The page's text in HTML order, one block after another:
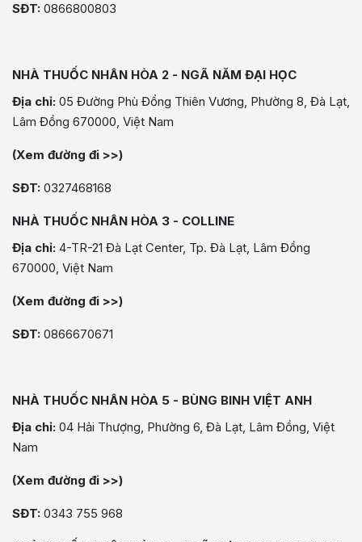
SĐT: 0866800803
NHÀ THUỐC NHÂN HÒA 2 - NGÃ NĂM ĐẠI HỌC
Địa chỉ: 05 Đường Phù Đổng Thiên Vương, Phường 8, Đà Lạt,
Lâm Đồng 670000, Việt Nam
(Xem đường đi >>)
SĐT: 0327468168
NHÀ THUỐC NHÂN HÒA 3 - COLLINE
Địa chỉ: 4-TR-21 Đà Lạt Center, Tp. Đà Lạt, Lâm Đồng
670000, Việt Nam
(Xem đường đi >>)
SĐT: 0866670671
NHÀ THUỐC NHÂN HÒA 5 - BÙNG BINH VIỆT ANH
Địa chỉ: 04 Hải Thượng, Phường 6, Đà Lạt, Lâm Đồng, Việt
Nam
(Xem đường đi >>)
SĐT: 0343 755 968